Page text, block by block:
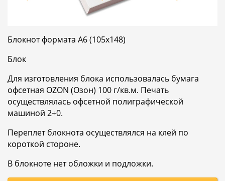
Блокнот формата А6 (105х148)
Блок
Для изготовления блока использовалась бумага
офсетная OZON (Озон) 100 г/кв.м. Печать
осуществлялась офсетной полиграфической
машиной 2+0.
Переплет блокнота осуществлялся на клей по
короткой стороне.
В блокноте нет обложки и подложки.